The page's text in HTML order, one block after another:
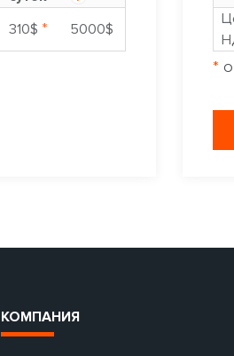
310$ * 5000$
*
КОМПАНИЯ